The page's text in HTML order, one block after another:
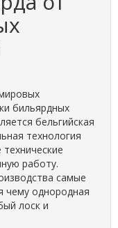
бильярдных
бельгийская
технология
работу.
самые
чему однородная
лоск и